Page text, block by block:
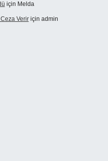
için Melda
Veririçin admin